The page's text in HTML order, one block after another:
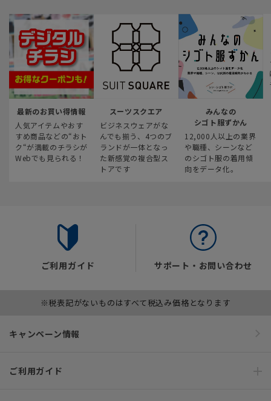
最新のお買い得情報
人気アイテムやおす
すめ商品などの“おト
ク“が満載のチラシが
Webでも見られる！
スーツスクエア
ビジネスウェアがな
んでも揃う、4つのブ
ランドが一体となっ
た新感覚の複合型ス
トアです
みんなの
シゴト服ずかん
12,000人以上の業界
や職種、シーンなど
のシゴト服の着用傾
向をデータ化。
ご利用ガイド サポート・お問い合わせ
※税表記がないものはすべて税込み価格となります
キャンペーン情報
ご利用ガイド